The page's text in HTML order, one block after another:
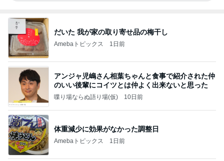
だいた 我が家の取り寄せ品の梅干し
Amebaトピックス 1日前
アンジャ児嶋さん相葉ちゃんと食事で紹介された仲
のいい後輩にコイツとは仲よく出来ないと思った
喋り場ならぬ語り場(仮) 10日前
体重減少に効果がなかった調整日
Amebaトピックス 1日前